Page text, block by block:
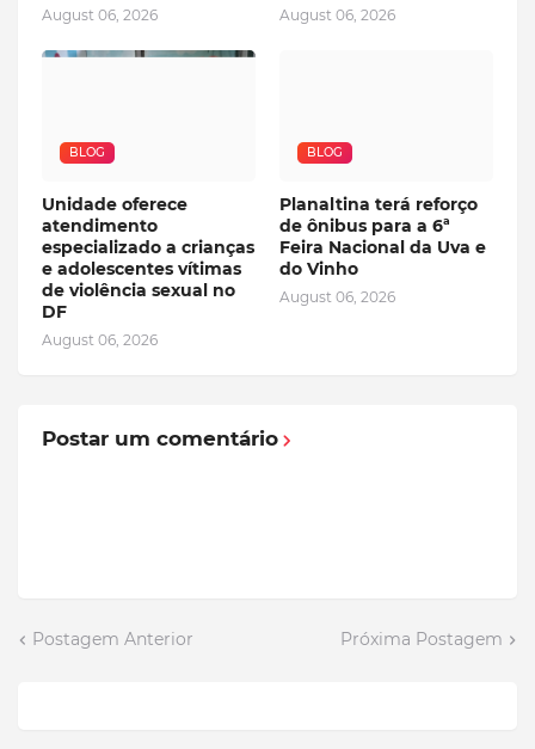
August 06, 2026 August 06, 2026
BLOG
Unidade oferece
atendimento
especializado a crianças
e adolescentes vítimas
de violência sexual no
DF
August 06, 2026
BLOG
Planaltina terá reforço
de ônibus para a 6ª
Feira Nacional da Uva e
do Vinho
August 06, 2026
Postar um comentário
Postagem Anterior Próxima Postagem